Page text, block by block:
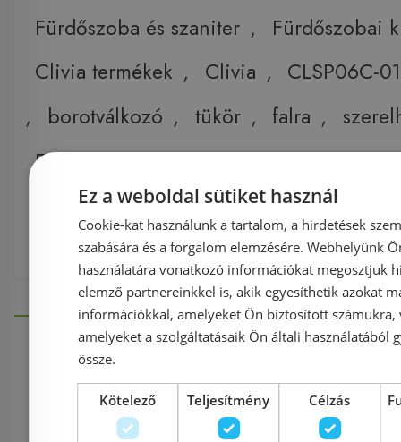
Fürdőszoba és szaniter ,
Fürdőszobai
Clivia termékek , Clivia , CLSP06C-01
,
borotválkozó , tükör , falra ,
Fürdőszoba kiegészítő ,
Clivia CLSP06C-01 Kozmetikai és
falra szerelhető
Információk
Ez a weboldal sütiket használ
Cookie-kat használunk a tartalom, a hirdetések
szabására és a forgalom elemzésére. Webhelyünk
használatára vonatkozó információkat megosztjuk
elemző partnereinkkel is, akik egyesíthetik azokat
információkkal, amelyeket Ön biztosított számukra,
amelyeket a szolgáltatásaik Ön általi használatából
össze.
Kötelező Teljesítmény Célzás